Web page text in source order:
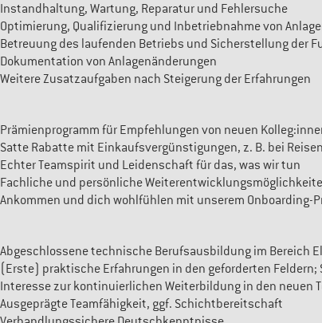
Instandhaltung, Wartung, Reparatur und Fehlersuche
Optimierung, Qualifizierung und Inbetriebnahme von
Betreuung des laufenden Betriebs und Sicherstellung der
Dokumentation von Anlagenänderungen
Weitere Zusatzaufgaben nach Steigerung der Erfahrungen
Prämienprogramm für Empfehlungen von neuen
Satte Rabatte mit Einkaufsvergünstigungen, z. B. bei
Echter Teamspirit und Leidenschaft für das, was wir tun
Fachliche und persönliche
Ankommen und dich wohlfühlen mit unserem Onboarding-
Abgeschlossene technische Berufsausbildung im Bereich
(Erste) praktische Erfahrungen in den geforderten Feldern;
Interesse zur kontinuierlichen Weiterbildung in den neuen
Ausgeprägte Teamfähigkeit, ggf. Schichtbereitschaft